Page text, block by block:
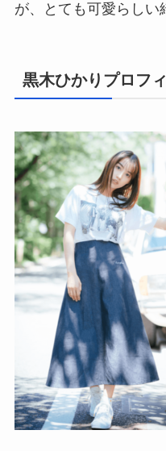
が、とても可愛らしい
黒木ひかりプロフ